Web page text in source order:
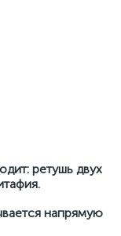
ретушь двух
напрямую